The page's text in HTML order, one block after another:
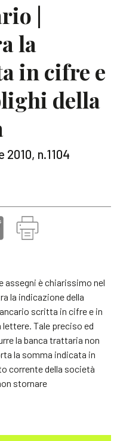
|
la
in cifre e
della
n.1104
assegni è chiarissimo nel
la indicazione della
scritta in cifre e in
Tale preciso ed
la banca trattaria non
la somma indicata in
corrente della società
stornare